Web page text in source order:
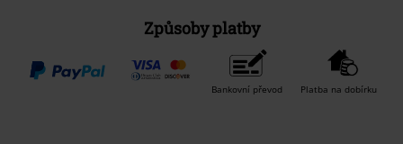
Staňte se součástí komunity!